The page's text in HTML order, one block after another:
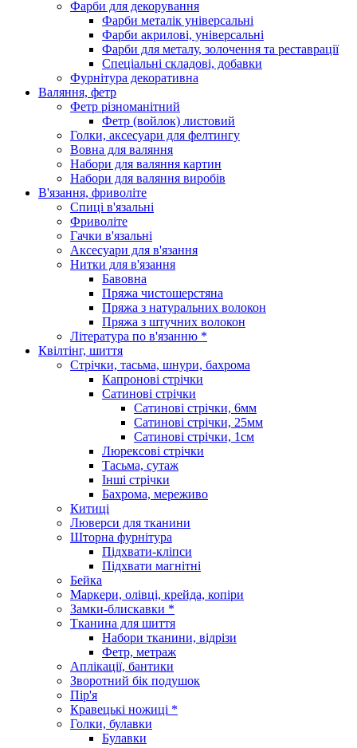
Фарби для декорування
Фарби металік універсальні
Фарби акрилові, універсальні
Фарби для металу, золочення та реставрації
Спеціальні складові, добавки
Фурнітура декоративна
Валяння, фетр
Фетр різноманітний
Фетр (войлок) листовий
Голки, аксесуари для фелтингу
Вовна для валяння
Набори для валяння картин
Набори для валяння виробів
В'язання, фриволіте
Спиці в'язальні
Фриволіте
Гачки в'язальні
Аксесуари для в'язання
Нитки для в'язання
Бавовна
Пряжа чистошерстяна
Пряжа з натуральних волокон
Пряжа з штучних волокон
Література по в'язанню *
Квілтінг, шиття
Стрічки, тасьма, шнури, бахрома
Капронові стрічки
Сатинові стрічки
Сатинові стрічки, 6мм
Сатинові стрічки, 25мм
Сатинові стрічки, 1см
Люрексові стрічки
Тасьма, сутаж
Інші стрічки
Бахрома, мереживо
Китиці
Люверси для тканини
Шторна фурнітура
Підхвати-кліпси
Підхвати магнітні
Бейка
Маркери, олівці, крейда, копіри
Замки-блискавки *
Тканина для шиття
Набори тканини, відрізи
Фетр, метраж
Аплікації, бантики
Зворотний бік подушок
Пір'я
Кравецькі ножиці *
Голки, булавки
Булавки